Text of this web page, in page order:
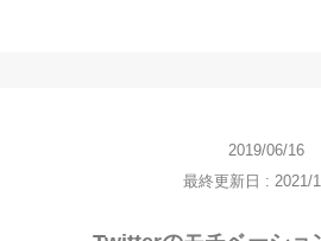
2019/06/16
最終更新日 : 2021/